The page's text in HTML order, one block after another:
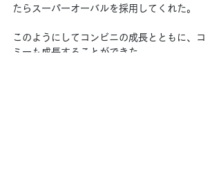
たらスーパーオーバルを採用してくれた。
このようにしてコンビニの成長とともに、コ
ミーも成長することができた。